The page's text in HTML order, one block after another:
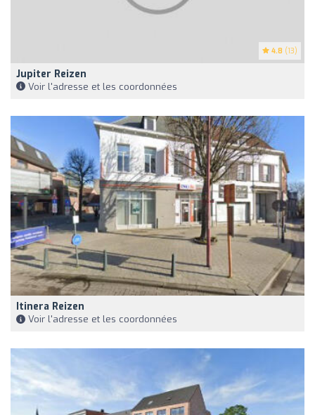
4.8 (13)
Jupiter Reizen
Voir l'adresse et les coordonnées
Itinera Reizen
Voir l'adresse et les coordonnées